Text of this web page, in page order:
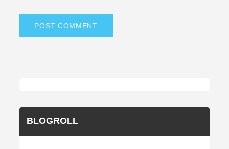
BLOGROLL